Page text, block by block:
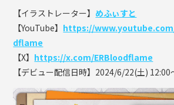
【イラストレーター】 めふぃすと
【YouTube】 https://
dflame
【X】 https://x.com/ERBloodflame
【デビュー配信日時】2024/6/22(土) 12:00